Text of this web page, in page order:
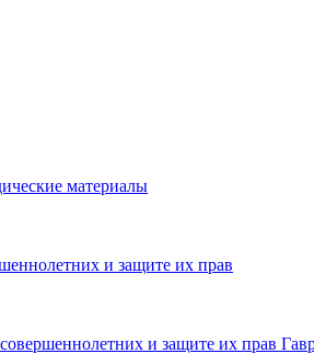
материалы
и защите их прав
и защите их прав